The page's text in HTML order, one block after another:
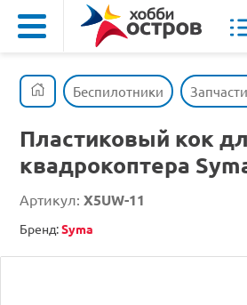
Беспилотники
Пластиковый кок
квадрокоптера
Артикул: X5UW-11
Бренд:Syma